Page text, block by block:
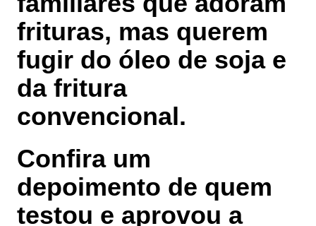
frituras, mas querem
fugir do óleo de soja e
da fritura
convencional.
Confira um
depoimento de quem
testou e aprovou a